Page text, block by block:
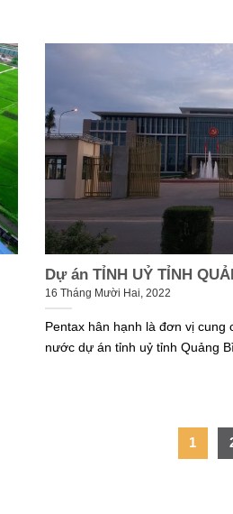
Dự án TỈNH UỶ TỈNH
16 Tháng Mười Hai, 2022
Pentax hân hạnh là đơn vị cung
nước dự án tỉnh uỷ tỉnh Quảng
1